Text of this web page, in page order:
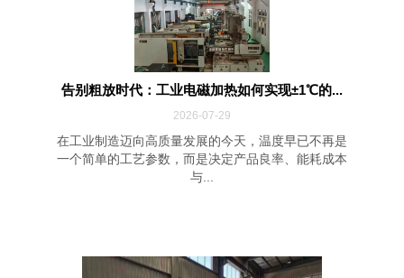
告别粗放时代：工业电磁加热如何实现±1℃的...
2026-07-29
在工业制造迈向高质量发展的今天，温度早已不再是
一个简单的工艺参数，而是决定产品良率、能耗成本
与...